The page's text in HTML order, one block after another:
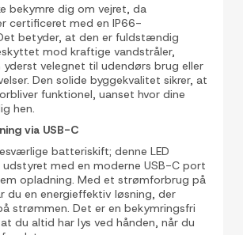
bekymre dig om vejret, da
certificeret med en IP66-
betyder, at den er fuldstændig
mod kraftige vandstråler,
yderst velegnet til udendørs brug eller
Den solide byggekvalitet sikrer, at
funktionel, uanset hvor dine
hen.
via USB-C
batteriskift; denne LED
med en moderne USB-C port
opladning. Med et strømforbrug på
du en energieffektiv løsning, der
strømmen. Det er en bekymringsfri
du altid har lys ved hånden, når du